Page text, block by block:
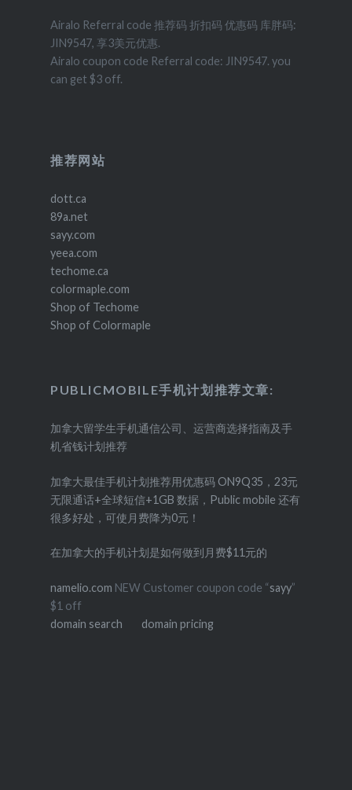
Airalo Referral code 推荐码 折扣码 优惠码 库胖码:
JIN9547, 享3美元优惠.
Airalo coupon code Referral code: JIN9547. you
can get $3 off.
推荐网站
dott.ca
89a.net
sayy.com
yeea.com
techome.ca
colormaple.com
Shop of Techome
Shop of Colormaple
PUBLICMOBILE手机计划推荐文章:
加拿大留学生手机通信公司、运营商选择指南及手
机省钱计划推荐
加拿大最佳手机计划推荐用优惠码 ON9Q35，23元
无限通话+全球短信+1GB 数据，Public mobile 还有
很多好处，可使月费降为0元！
在加拿大的手机计划是如何做到月费$11元的
namelio.com NEW Customer coupon code “sayy”
$1 off
domain search
domain pricing